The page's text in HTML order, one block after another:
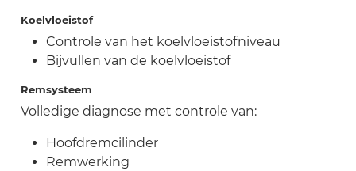
Koelvloeistof
Controle van het koelvloeistofniveau
Bijvullen van de koelvloeistof
Remsysteem
Volledige diagnose met controle van:
Hoofdremcilinder
Remwerking